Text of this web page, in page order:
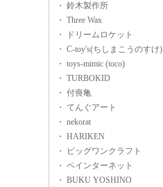
・ 鈴木製作所
・ Three Wax
・ ドリームロケット
・ C-toy's(ちしまこうのすけ)
・ toys-mimic (toco)
・ TURBOKID
・ 付喪亀
・ てんぐアート
・ nekorat
・ HARIKEN
・ ビッグワンクラフト
・ ペインターネット
・ BUKU YOSHINO